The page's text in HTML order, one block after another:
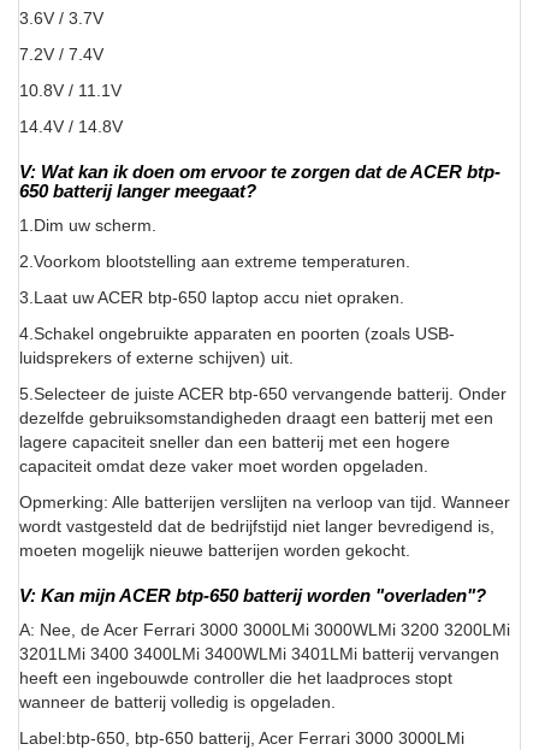
3.6V / 3.7V
7.2V / 7.4V
10.8V / 11.1V
14.4V / 14.8V
V: Wat kan ik doen om ervoor te zorgen dat de ACER btp-
650 batterij langer meegaat?
1.Dim uw scherm.
2.Voorkom blootstelling aan extreme temperaturen.
3.Laat uw ACER btp-650 laptop accu niet opraken.
4.Schakel ongebruikte apparaten en poorten (zoals USB-
luidsprekers of externe schijven) uit.
5.Selecteer de juiste ACER btp-650 vervangende batterij. Onder
dezelfde gebruiksomstandigheden draagt een batterij met een
lagere capaciteit sneller dan een batterij met een hogere
capaciteit omdat deze vaker moet worden opgeladen.
Opmerking: Alle batterijen verslijten na verloop van tijd. Wanneer
wordt vastgesteld dat de bedrijfstijd niet langer bevredigend is,
moeten mogelijk nieuwe batterijen worden gekocht.
V: Kan mijn ACER btp-650 batterij worden "overladen"?
A: Nee, de Acer Ferrari 3000 3000LMi 3000WLMi 3200 3200LMi
3201LMi 3400 3400LMi 3400WLMi 3401LMi batterij vervangen
heeft een ingebouwde controller die het laadproces stopt
wanneer de batterij volledig is opgeladen.
Label:btp-650, btp-650 batterij, Acer Ferrari 3000 3000LMi